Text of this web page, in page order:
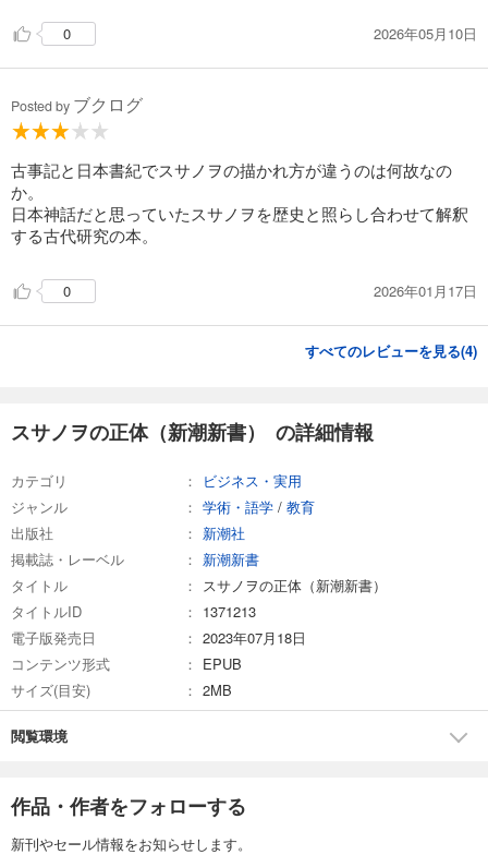
0 2026年05月10日
Posted by ブクログ
古事記と日本書紀でスサノヲの描かれ方が違うのは何故なの
か。
日本神話だと思っていたスサノヲを歴史と照らし合わせて解釈
する古代研究の本。
0 2026年01月17日
すべてのレビューを見る(4)
スサノヲの正体（新潮新書） の詳細情報
カテゴリ
ビジネス・実用
ジャンル
学術・語学 / 教育
出版社
新潮社
掲載誌・レーベル
新潮新書
タイトル
スサノヲの正体（新潮新書）
タイトルID
1371213
電子版発売日
2023年07月18日
コンテンツ形式
EPUB
サイズ(目安)
2MB
閲覧環境
作品・作者をフォローする
新刊やセール情報をお知らせします。